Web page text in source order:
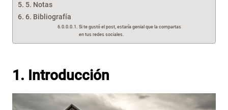
5. Notas
6. Bibliografía
Si te gustó el post, estaría genial que la compartas
en tus redes sociales.
1. Introducción